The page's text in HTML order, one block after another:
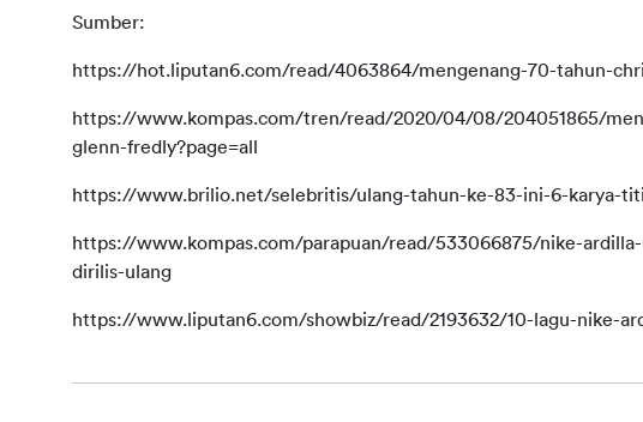
Sumber:
https://hot.liputan6.com/read/4063864/mengenang-70-tahun-
https://www.kompas.com/tren/read/2020/04/08/204051865/
glenn-fredly?page=all
https://www.brilio.net/selebritis/ulang-tahun-ke-83-ini-6-karya-
https://www.kompas.com/parapuan/read/533066875/nike-
dirilis-ulang
https://www.liputan6.com/showbiz/read/2193632/10-lagu-nike-